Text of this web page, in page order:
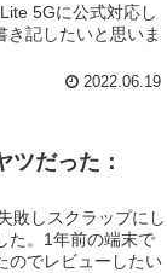
5Gに公式対応し
記したいと思いま
2022.06.19
だった：
敗しスクラップにし
た。1年前の端末で
のでレビューしたい